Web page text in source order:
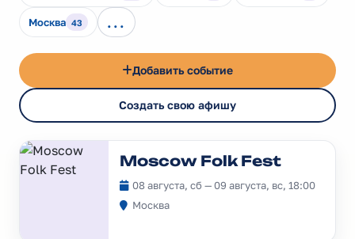
Москва 43 ...
Добавить событие
Создать свою афишу
Moscow Folk Fest
08 августа, сб — 09 августа, вс, 18:00
Москва